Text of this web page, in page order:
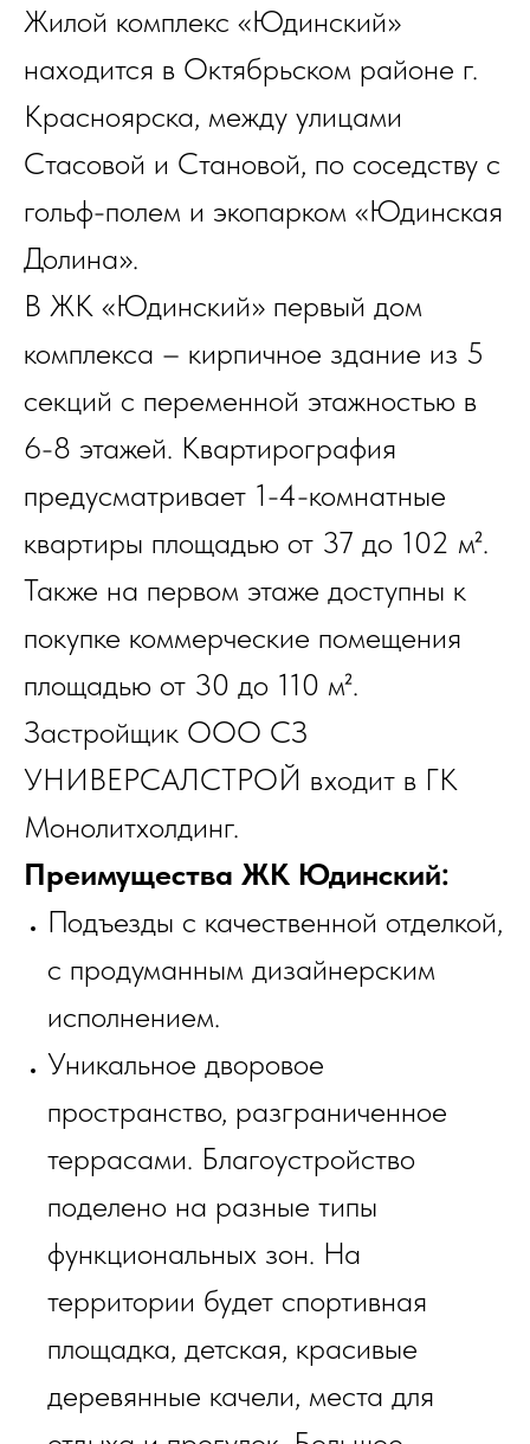
Жилой комплекс «Юдинский»
находится в Октябрьском районе г.
Красноярска, между улицами
Стасовой и Становой, по соседству с
гольф-полем и экопарком «Юдинская
Долина».
В ЖК «Юдинский» первый дом
комплекса – кирпичное здание из 5
секций с переменной этажностью в
6-8 этажей. Квартирография
предусматривает 1-4-комнатные
квартиры площадью от 37 до 102 м².
Также на первом этаже доступны к
покупке коммерческие помещения
площадью от 30 до 110 м².
Застройщик ООО СЗ
УНИВЕРСАЛСТРОЙ входит в ГК
Монолитхолдинг.
Преимущества ЖК Юдинский:
Подъезды с качественной отделкой,
с продуманным дизайнерским
исполнением.
Уникальное дворовое
пространство, разграниченное
террасами. Благоустройство
поделено на разные типы
функциональных зон. На
территории будет спортивная
площадка, детская, красивые
деревянные качели, места для